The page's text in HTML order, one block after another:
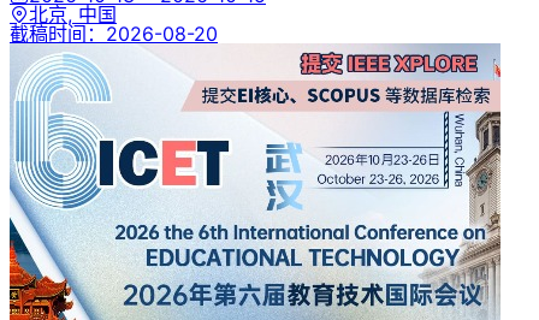
北京, 中国
截稿时间： 2026-08-20